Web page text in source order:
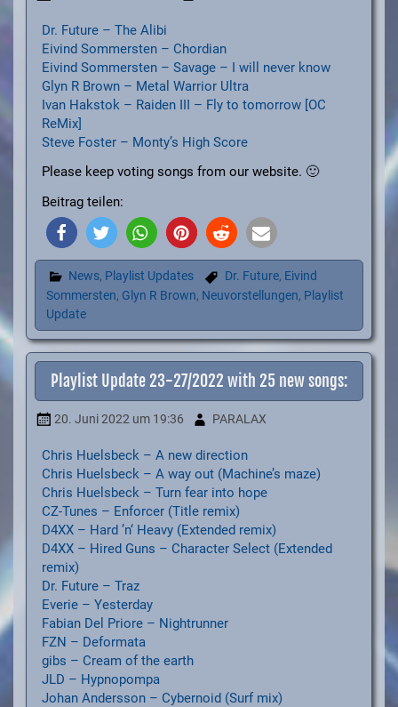
Dr. Future – The Alibi
Eivind Sommersten – Chordian
Eivind Sommersten – Savage – I will never know
Glyn R Brown – Metal Warrior Ultra
Ivan Hakstok – Raiden III – Fly to tomorrow [OC
ReMix]
Steve Foster – Monty’s High Score
Please keep voting songs from our website. 🙂
Beitrag teilen:
News, Playlist Updates Dr. Future, Eivind
Sommersten, Glyn R Brown, Neuvorstellungen, Playlist
Update
Playlist Update 23-27/2022 with 25 new songs:
20. Juni 2022um 19:36 PARALAX
Chris Huelsbeck – A new direction
Chris Huelsbeck – A way out (Machine’s maze)
Chris Huelsbeck – Turn fear into hope
CZ-Tunes – Enforcer (Title remix)
D4XX – Hard ’n‘ Heavy (Extended remix)
D4XX – Hired Guns – Character Select (Extended
remix)
Dr. Future – Traz
Everie – Yesterday
Fabian Del Priore – Nightrunner
FZN – Deformata
gibs – Cream of the earth
JLD – Hypnopompa
Johan Andersson – Cybernoid (Surf mix)